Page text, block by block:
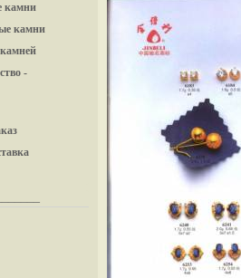
камни
камни
-